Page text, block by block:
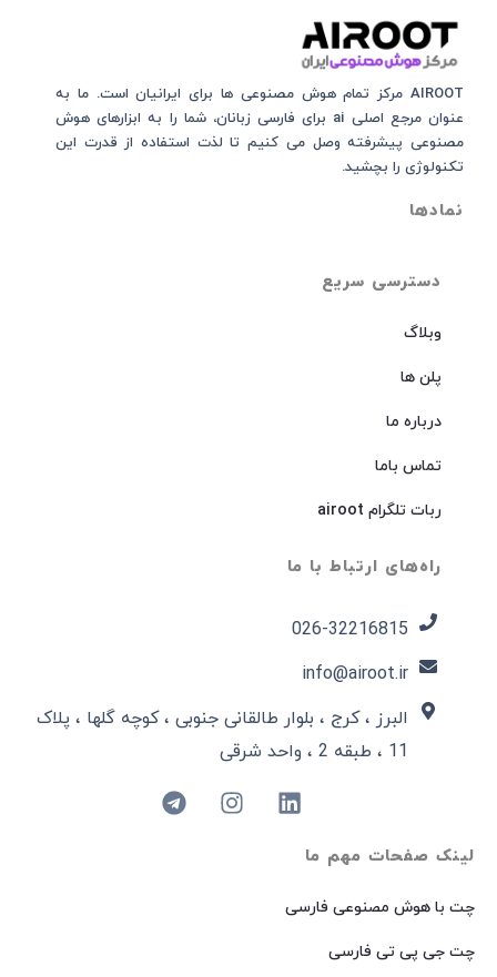
لینک صفحات مهم ما
چت با هوش مصنوعی فارسی
چت جی پی تی فارسی
دسترسی سریع
وبلاگ
پلن ها
درباره ما
تماس باما
ربات تلگرام airoot
راه‌های ارتباط با ما
026-32216815​
info@airoot.ir
البرز ، کرج ، بلوار طالقانی جنوبی ، کوچه گلها ، پلاک
11 ، طبقه 2 ، واحد شرقی
AIROOT مرکز تمام هوش مصنوعی‌‌‌ ها برای ایرانیان است. ما به
عنوان مرجع اصلی ai برای فارسی زبانان، شما را به ابزارهای هوش
مصنوعی پیشرفته وصل می کنیم تا لذت استفاده از قدرت این
تکنولوژی را بچشید.
نمادها